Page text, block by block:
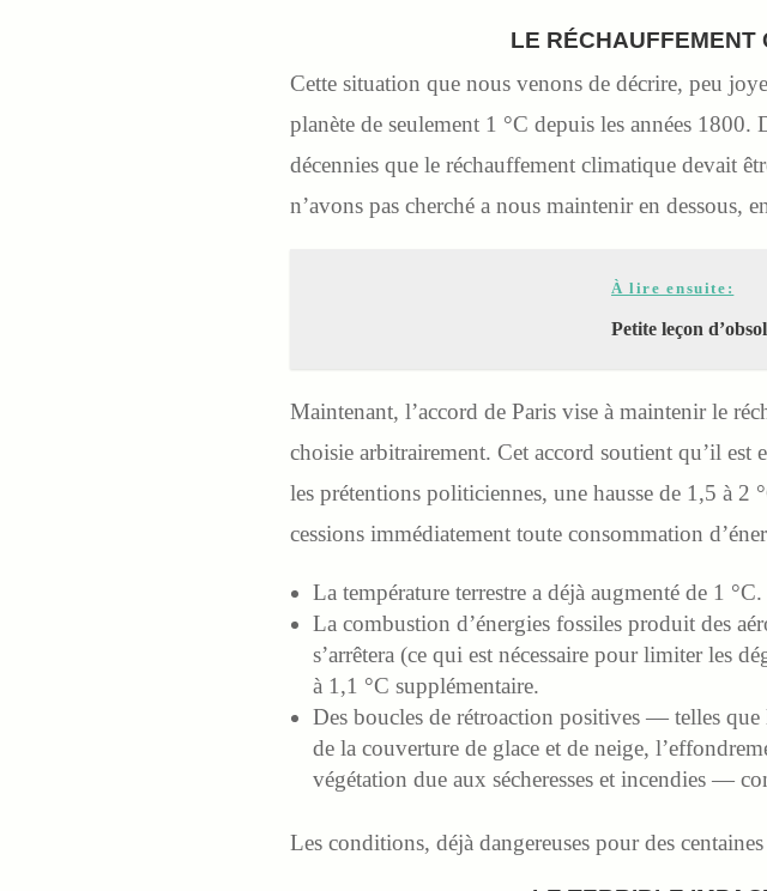
LE RÉCHAUFFEMENT
Cette situation que nous venons de décrire, peu
planète de seulement 1 °C depuis les années
décennies que le réchauffement climatique devait
n’avons pas cherché a nous maintenir en dessous,
À lire ensuite:
Petite leçon
Maintenant, l’accord de Paris vise à maintenir le
choisie arbitrairement. Cet accord soutient qu’il est
les prétentions politiciennes, une hausse de 1,5 à 2
cessions immédiatement toute consommation
La température terrestre a déjà augmenté de 1 °C.
La combustion d’énergies fossiles produit des
s’arrêtera (ce qui est nécessaire pour limiter les
à 1,1 °C supplémentaire.
Des boucles de rétroaction positives — telles
de la couverture de glace et de neige,
végétation due aux sécheresses et incendies —
Les conditions, déjà dangereuses pour des